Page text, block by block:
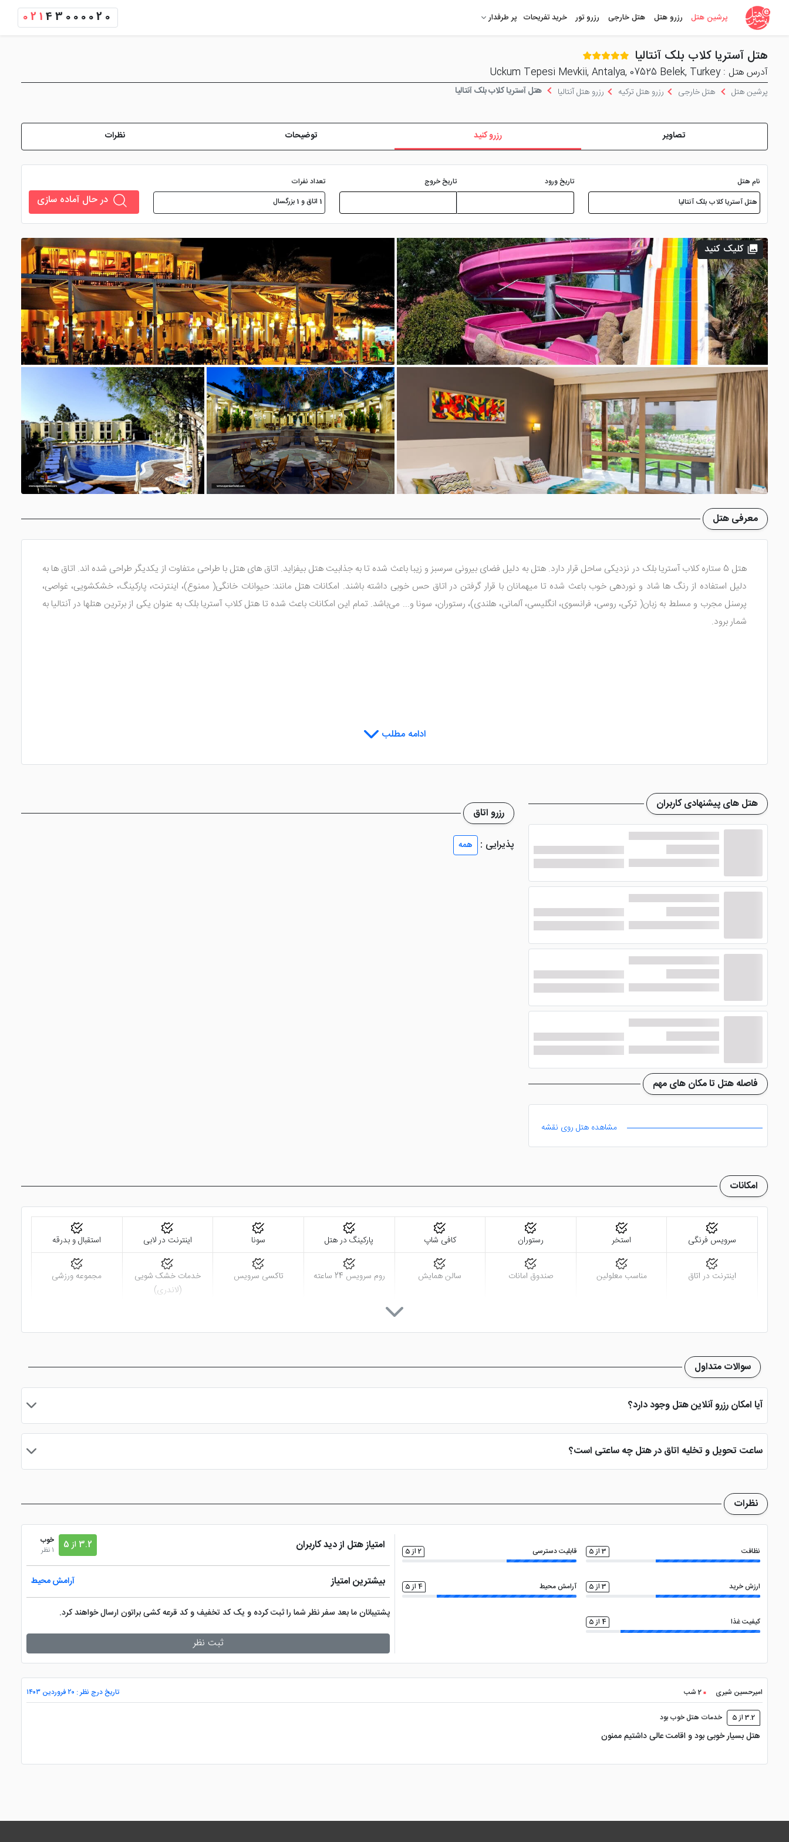
پرشین هتل رزرو هتل هتل خارجی رزرو تور خرید تفریحات پر طرفدار 021 43000020
هتل آستریا کلاب بلک آنتالیا
آدرس هتل : Uckum Tepesi Mevkii, Antalya, 07525 Belek, Turkey
پرشین هتل هتل خارجی رزرو هتل ترکیه رزرو هتل آنتالیا هتل آستریا کلاب بلک آنتالیا
تصاویر رزرو کنید توضیحات نظرات
نام هتل تاریخ ورود تاریخ خروج
تعداد نفرات
1 اتاق و 1 بزرگسال
در حال آماده سازی
کلیک کنید
معرفی هتل
هتل 5 ستاره کلاب آستریا بلک در نزدیکی ساحل قرار دارد. هتل به دلیل فضای بیرونی سرسبز و زیبا باعث شده تا به جذابیت هتل بیفزاید. اتاق های هتل با طراحی متفاوت از یکدیگر طراحی شده اند. اتاق ها به
دلیل استفاده از رنگ ها شاد و نوردهی خوب باعث شده تا میهمانان با قرار گرفتن در اتاق حس خوبی داشته باشند. امکانات هتل مانند: حیوانات خانگی( ممنوع)، اینترنت، پارکینگ، خشکشویی، غواصی،
پرسنل مجرب و مسلط به زبان( ترکی، روسی، فرانسوی، انگلیسی، آلمانی، هلندی)، رستوران، سونا و... می‌باشد. تمام این امکانات باعث شده تا هتل کلاب آستریا بلک به عنوان یکی از برترین هتلها در آنتالیا به
شمار برود.
ادامه مطلب
رزرو اتاق
پذیرایی :
همه
هتل های پیشنهادی کاربران
فاصله هتل تا مکان های مهم
مشاهده هتل روی نقشه
امکانات
سرویس فرنگی استخر رستوران کافی شاپ پارکینگ در هتل سونا اینترنت در لابی استقبال و بدرقه
اینترنت در اتاق مناسب معلولین صندوق امانات سالن همایش روم سرویس 24 ساعته تاکسی سرویس
خدمات خشک شویی
(لاندری)
مجموعه ورزشی
سشوار
سوالات متداول
آیا امکان رزرو آنلاین هتل وجود دارد؟
بله، با انتخاب تاریخ ورود و خروج، نوع اتاق و تعداد نفرات می توانید پس از پرداخت در درگاه بانکی، رزرو آنلاین خود را نهایی و واچر هتل را دریافت نمایید.
ساعت تحویل و تخلیه اتاق در هتل چه ساعتی است؟
ساعت تحویل اتاق ساعت 2 بعد از ظهر و ساعت تخلیه اتاق 12 ظهر می باشد
نظرات
نظافت 3 از 5 قابلیت دسترسی 2 از 5
ارزش خرید 3 از 5 آرامش محیط 4 از 5
کیفیت غذا 4 از 5
امتیاز هتل از دید کاربران 3.2 از 5
خوب
1 نظر
بیشترین امتیاز آرامش محیط
پشتیبانان ما بعد سفر نظر شما را ثبت کرده و یک کد تخفیف و کد قرعه کشی براتون ارسال خواهند کرد.
ثبت نظر
امیرحسین شیری 2 شب تاریخ درج نظر : ۲۰ فروردین ۱۴۰۳
3.2 از 5 خدمات هتل خوب بود
هتل بسیار خوبی بود و اقامت عالی داشتیم ممنون